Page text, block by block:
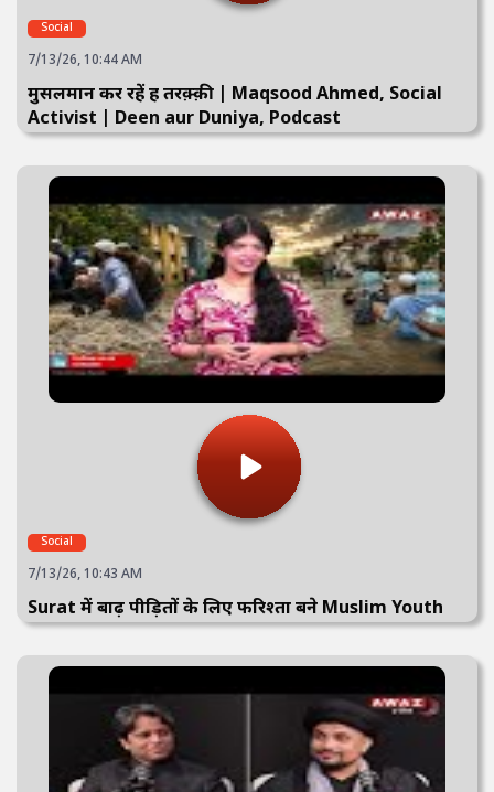
Social
7/13/26, 10:44 AM
मुसलमान कर रहें हैं तरक़्क़ी | Maqsood Ahmed, Social
Activist | Deen aur Duniya, Podcast
Social
7/13/26, 10:43 AM
Surat में बाढ़ पीड़ितों के लिए फरिश्ता बने Muslim Youth